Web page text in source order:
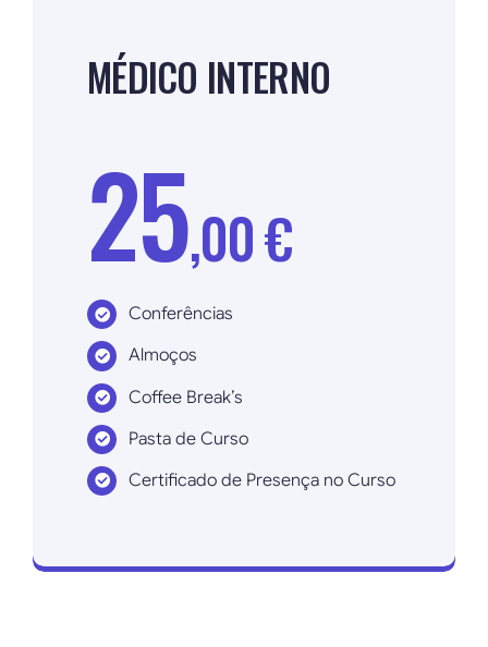
MÉDICO INTERNO
25,00 €
Conferências
Almoços
Coffee Break’s
Pasta de Curso
Certificado de Presença no Curso